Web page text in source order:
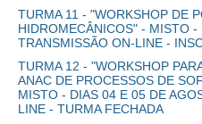
TURMA 11 - "WORKSHOP DE
HIDROMECÂNICOS" - MISTO -
TRANSMISSÃO ON-LINE -
TURMA 12 - "WORKSHOP
ANAC DE PROCESSOS DE
MISTO - DIAS 04 E 05 DE
LINE - TURMA FECHADA